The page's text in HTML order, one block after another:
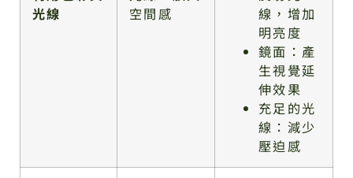
光線
空間感
線，增加
明亮度
鏡面：產
生視覺延
伸效果
充足的光
線：減少
壓迫感